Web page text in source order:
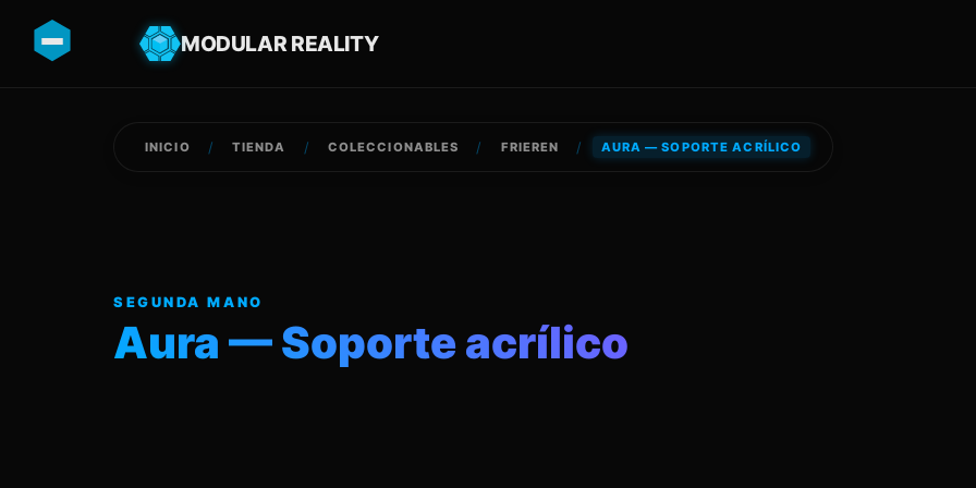
MODULAR REALITY
INICIO / TIENDA / COLECCIONABLES / FRIEREN / AURA — SOPORTE ACRÍLICO
SEGUNDA MANO
Aura — Soporte acrílico